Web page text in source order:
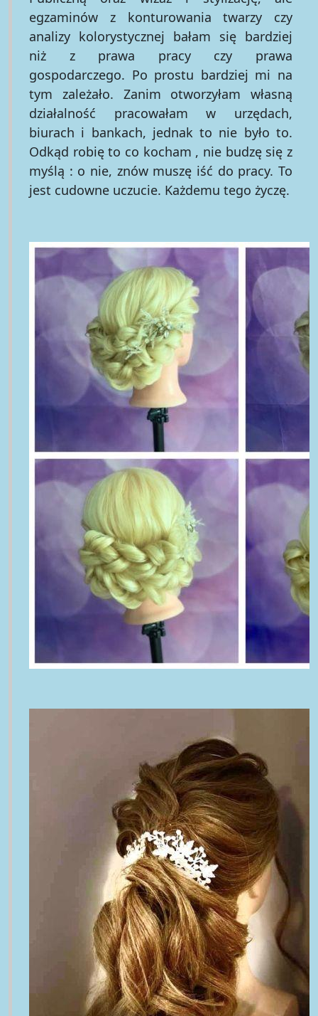
egzaminów z konturowania twarzy czy
analizy kolorystycznej bałam się bardziej
niż z prawa pracy czy prawa
gospodarczego. Po prostu bardziej mi na
tym zależało. Zanim otworzyłam własną
działalność pracowałam w urzędach,
biurach i bankach, jednak to nie było to.
Odkąd robię to co kocham , nie budzę się z
myślą : o nie, znów muszę iść do pracy. To
jest cudowne uczucie. Każdemu tego życzę.